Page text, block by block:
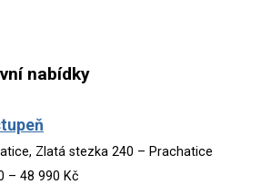
nabídky
Zlatá stezka 240 – Prachatice
– 48 990 Kč